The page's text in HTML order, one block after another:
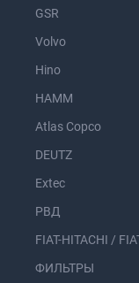
GSR
Volvo
Hino
HAMM
Atlas Copco
DEUTZ
Extec
РВД
FIAT-HITACHI /
ФИЛЬТРЫ